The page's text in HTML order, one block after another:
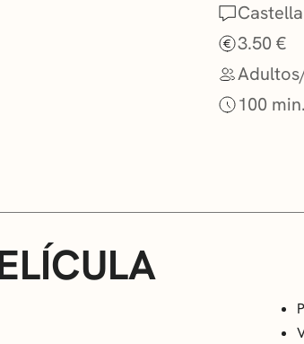
3.50 €
100 min.